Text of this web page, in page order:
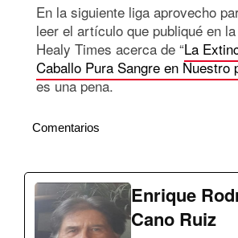
En la siguiente liga aprovecho
leer el artículo que publiqué en
Healy Times acerca de “La
Caballo Pura Sangre en Nuestro
es una pena.
Comentarios
Enrique
Cano Ruiz